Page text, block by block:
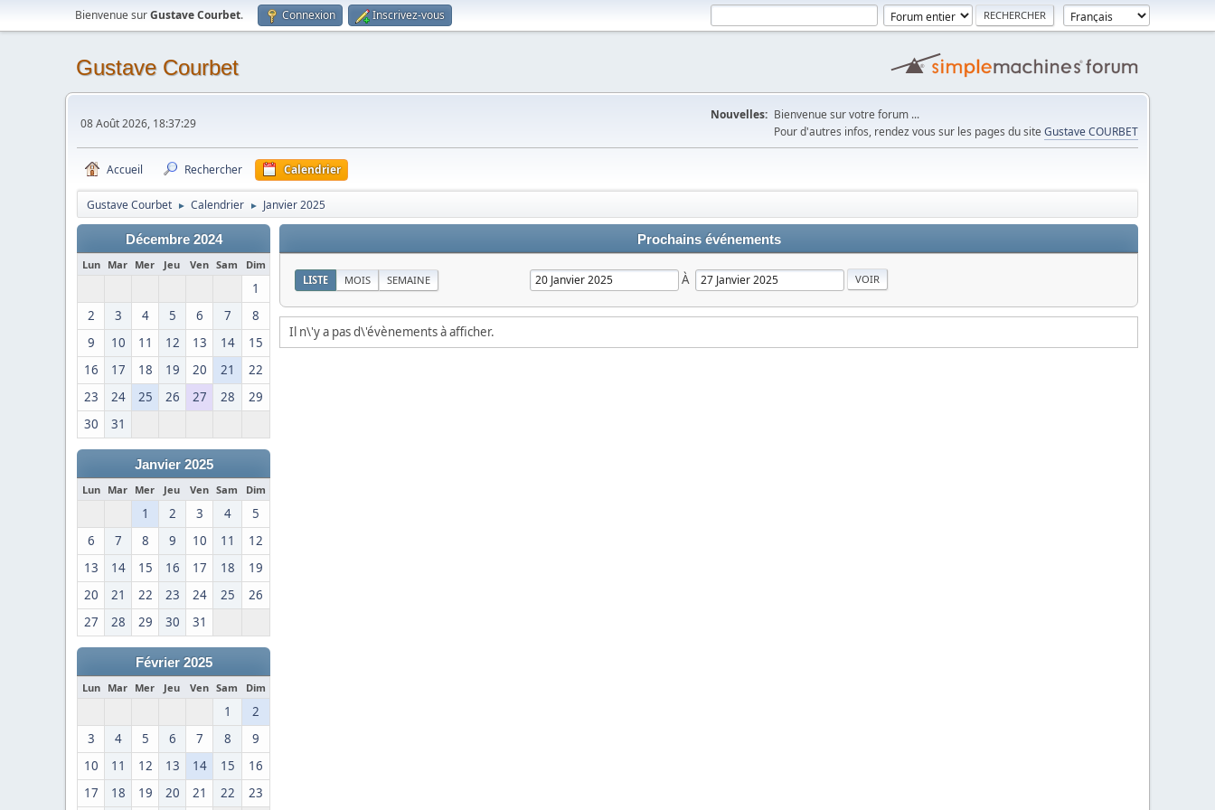
Bienvenue surGustave Courbet. Connexion Inscrivez-vous
Gustave Courbet
08 Août 2026, 18:37:29
Nouvelles: Bienvenue sur votre forum ...
Pour d'autres infos, rendez vous sur les pages du site Gustave COURBET
Accueil Rechercher Calendrier
Gustave Courbet ► Calendrier ► Janvier 2025
Décembre 2024
Lun Mar Mer Jeu Ven Sam Dim
1
2
3 4 5 6 7
8
9
10 11 12 13 14
15
16
17 18 19 20 21
22
23
24 25 26 27 28
29
30
31
Janvier 2025
Lun Mar Mer Jeu Ven Sam Dim
1 2 3 4
5
6
7 8 9 10 11
12
13
14 15 16 17 18
19
20
21 22 23 24 25
26
27
28 29 30 31
Février 2025
Lun Mar Mer Jeu Ven Sam Dim
1
2
3
4 5 6 7 8
9
10
11 12 13 14 15
16
17
18 19 20 21 22 23
Prochains événements
LISTE MOIS SEMAINE À
Il n\'y a pas d\'évènements à afficher.